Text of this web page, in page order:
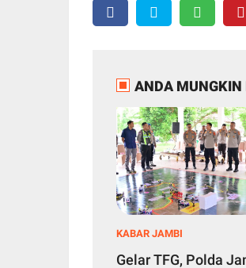
ANDA MUNGKIN
KABAR JAMBI
Gelar TFG, Polda